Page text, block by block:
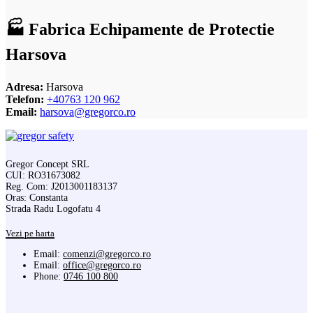
🏭 Fabrica Echipamente de Protectie
Harsova
Adresa: Harsova
Telefon: +40763 120 962
Email: harsova@gregorco.ro
Gregor Concept SRL
CUI: RO31673082
Reg. Com: J2013001183137
Oras: Constanta
Strada Radu Logofatu 4
Vezi pe harta
Email: comenzi@gregorco.ro
Email: office@gregorco.ro
Phone: 0746 100 800